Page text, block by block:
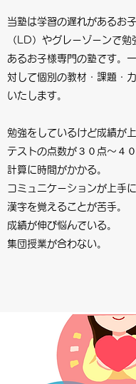
当塾は学習の遅れがあるお
（LD）やグレーゾーンで
あるお子様専門の塾です。
対して個別の教材・課題・
いたします。
勉強をしているけど成績が上
テストの点数が３０点〜４
計算に時間がかかる。
コミュニケーションが上手
漢字を覚えることが苦手。
成績が伸び悩んでいる。
集団授業が合わない。